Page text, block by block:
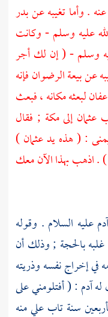
. وأما تغيبه عنبدر
عليه وسلم - وكانت
وسلم - ( إن لك أجر
عن بيعة الرضوان فإنه
لبعثه مكانه ، فبعث
عثمانإلىمكة ; فقال
: ( هذه يدعثمان)
) . اذهب بهذا الآن معك
عليه السلام . وقوله
بالحجة ; وذلك أن
في إخراج نفسه وذريته
لهآدم : ( أفتلومني على
سنة تاب علي منه